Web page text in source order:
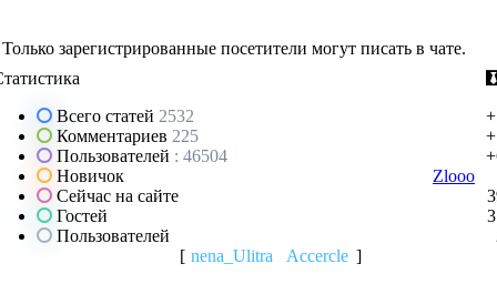
Только зарегистрированные посетители могут писать в чате.
Всего статей 2532
Комментариев 225
Пользователей : 46504
Новичок
Zlooo
Сейчас на сайте
Гостей
Пользователей
[ nena_Ulitra Accercle ]